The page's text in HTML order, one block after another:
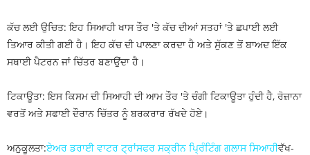
ਕੱਚ ਲਈ ਉਚਿਤ: ਇਹ ਸਿਆਹੀ ਖਾਸ ਤੌਰ 'ਤੇ ਕੱਚ ਦੀਆਂ ਸਤਹਾਂ 'ਤੇ ਛਪਾਈ ਲਈ
ਤਿਆਰ ਕੀਤੀ ਗਈ ਹੈ। ਇਹ ਕੱਚ ਦੀ ਪਾਲਣਾ ਕਰਦਾ ਹੈ ਅਤੇ ਸੁੱਕਣ ਤੋਂ ਬਾਅਦ ਇੱਕ
ਸਥਾਈ ਪੈਟਰਨ ਜਾਂ ਚਿੱਤਰ ਬਣਾਉਂਦਾ ਹੈ।
ਟਿਕਾਊਤਾ: ਇਸ ਕਿਸਮ ਦੀ ਸਿਆਹੀ ਦੀ ਆਮ ਤੌਰ 'ਤੇ ਚੰਗੀ ਟਿਕਾਊਤਾ ਹੁੰਦੀ ਹੈ, ਰੋਜ਼ਾਨਾ
ਵਰਤੋਂ ਅਤੇ ਸਫਾਈ ਦੌਰਾਨ ਚਿੱਤਰ ਨੂੰ ਬਰਕਰਾਰ ਰੱਖਦੇ ਹੋਏ।
ਅਨੁਕੂਲਤਾ:ਏਅਰ ਡਰਾਈ ਵਾਟਰ ਟ੍ਰਾਂਸਫਰ ਸਕ੍ਰੀਨ ਪ੍ਰਿੰਟਿੰਗ ਗਲਾਸ ਸਿਆਹੀਵੱਖ-